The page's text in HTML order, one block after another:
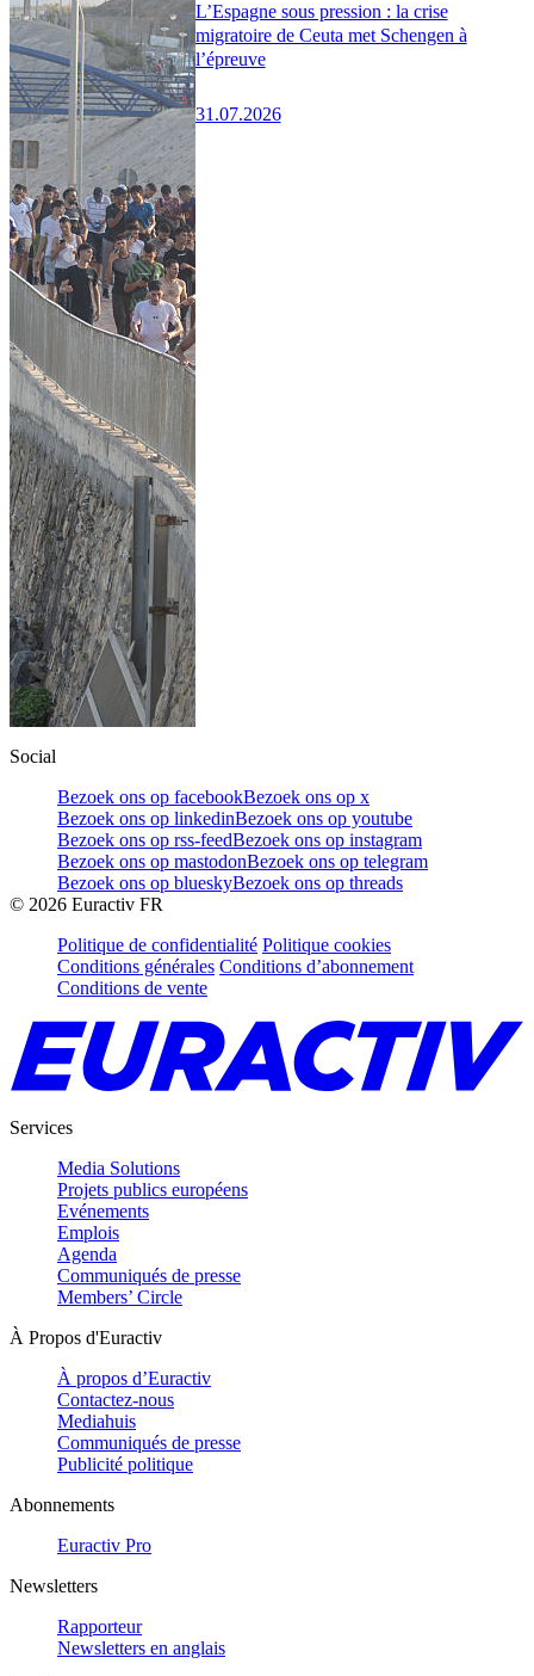
L’Espagne sous pression : la crise
migratoire de Ceuta met Schengen à
l’épreuve
31.07.2026
Social
Bezoek ons op facebookBezoek ons op x
Bezoek ons op linkedinBezoek ons op youtube
Bezoek ons op rss-feedBezoek ons op instagram
Bezoek ons op mastodonBezoek ons op telegram
Bezoek ons op blueskyBezoek ons op threads
© 2026 Euractiv FR
Politique de confidentialité Politique cookies
Conditions générales Conditions d’abonnement
Conditions de vente
Services
Media Solutions
Projets publics européens
Evénements
Emplois
Agenda
Communiqués de presse
Members’ Circle
À Propos d'Euractiv
À propos d’Euractiv
Contactez-nous
Mediahuis
Communiqués de presse
Publicité politique
Abonnements
Euractiv Pro
Newsletters
Rapporteur
Newsletters en anglais